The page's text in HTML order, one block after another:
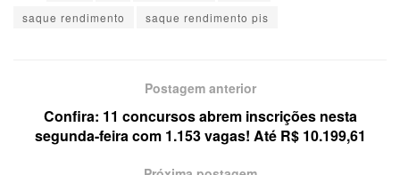
saque rendimento
saque rendimento pis
Postagem anterior
Confira: 11 concursos abrem inscrições nesta
segunda-feira com 1.153 vagas! Até R$ 10.199,61